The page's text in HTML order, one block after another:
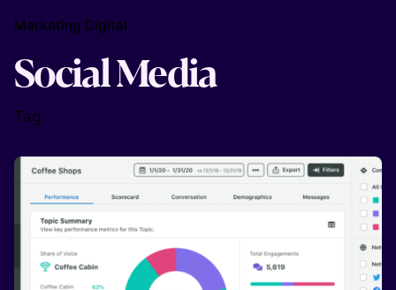
Marketing Digital
Social Media
Tag
Posted by
Marin Digital Agency